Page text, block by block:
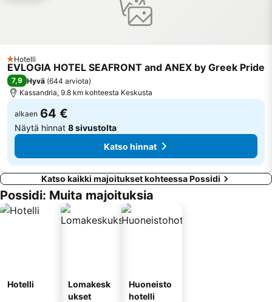
1 Tähtiluokitus
Hotelli
EVLOGIA HOTEL SEAFRONT and ANEX by Greek Pride
7,9 Hyvä (644 arviota)
Kassandria, 9.8 km kohteesta Keskusta
alkaen 64 €
Näytä hinnat 8 sivustolta
Katso hinnat
Katso kaikki majoitukset kohteessa Possidi
Possidi: Muita majoituksia
Hotelli
Lomakesk
ukset
Huoneisto
hotelli